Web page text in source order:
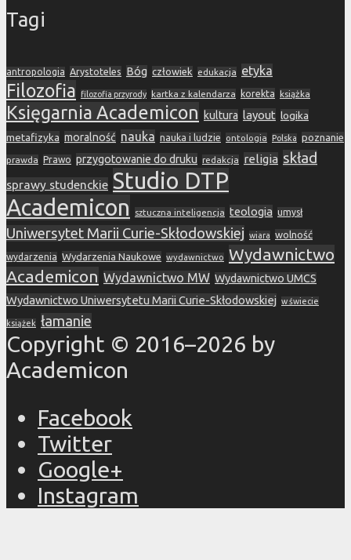
Tagi
antropologia Arystoteles Bóg człowiek edukacja etyka
Filozofia filozofia przyrody kartka z kalendarza korekta książka
Księgarnia Academicon kultura layout logika
metafizyka moralność nauka nauka i ludzie ontologia Polska poznanie
prawda Prawo przygotowanie do druku redakcja religia skład
sprawy studenckie Studio DTP
Academicon
sztuczna inteligencja teologia umysł
Uniwersytet Marii Curie-Skłodowskiej wiara wolność
wydarzenia Wydarzenia Naukowe wydawnictwo Wydawnictwo
Academicon Wydawnictwo MW Wydawnictwo UMCS
Wydawnictwo Uniwersytetu Marii Curie-Skłodowskiej w świecie
książek łamanie
Copyright © 2016–2026 by
Academicon
Facebook
Twitter
Google+
Instagram